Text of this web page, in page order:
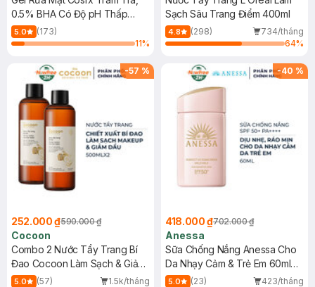
0.5% BHA Có Độ pH Thấp
150ml
5.0
(173)
11%
Sạch Sâu Trang Điểm 400ml
4.8 (298)
734/tháng
64%
-57 %
252.000 ₫590.000 ₫
Cocoon
Combo 2 Nước Tẩy Trang Bí
Đao Cocoon Làm Sạch & Giảm
Dầu 500ml
5.0 (57)
1.5k/tháng
-40 %
418.000 ₫702.000 ₫
Anessa
Sữa Chống Nắng Anessa Cho
Da Nhạy Cảm & Trẻ Em 60ml
(Mới)
5.0 (23)
423/tháng